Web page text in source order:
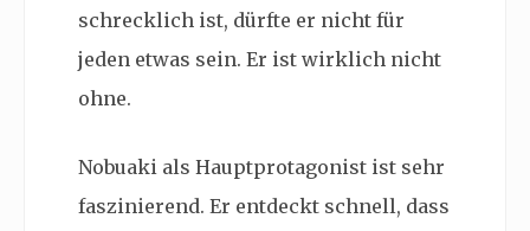
schrecklich ist, dürfte er nicht für
jeden etwas sein. Er ist wirklich nicht
ohne.
Nobuaki als Hauptprotagonist ist sehr
faszinierend. Er entdeckt schnell, dass